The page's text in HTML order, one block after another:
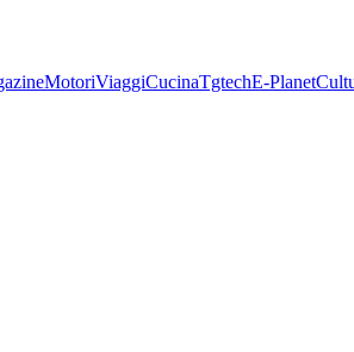
MotoriViaggiCucinaTgtechE-Planet